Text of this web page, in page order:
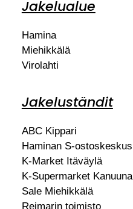
Jakelualue
Hamina
Miehikkälä
Virolahti
Jakeluständit
ABC Kippari
Haminan S-ostoskeskus
K-Market Itäväylä
K-Supermarket Kanuuna
Sale Miehikkälä
Reimarin toimisto